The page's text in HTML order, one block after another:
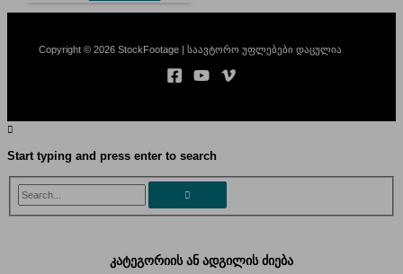
Copyright © 2026 StockFootage | საავტორო უფლებები დაცულია
Start typing and press enter to search
Search...
კატეგორიის ან ადგილის ძიება